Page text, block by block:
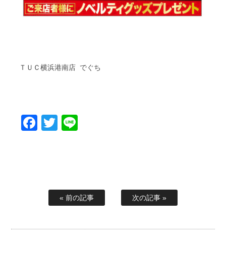
ＴＵＣ横浜港南店 でぐち
Facebook
Twitter
« 前の記事 次の記事 »